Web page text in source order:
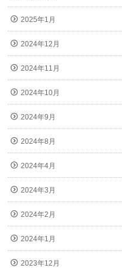
2025年1月
2024年12月
2024年11月
2024年10月
2024年9月
2024年8月
2024年4月
2024年3月
2024年2月
2024年1月
2023年12月